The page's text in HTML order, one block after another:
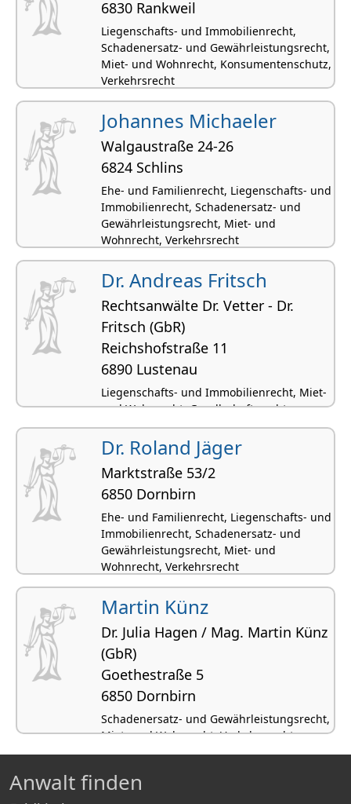
6830 Rankweil
Liegenschafts- und Immobilienrecht,
Schadenersatz- und Gewährleistungsrecht,
Miet- und Wohnrecht, Konsumentenschutz,
Verkehrsrecht
Johannes Michaeler
Walgaustraße 24-26
6824 Schlins
Ehe- und Familienrecht, Liegenschafts- und
Immobilienrecht, Schadenersatz- und
Gewährleistungsrecht, Miet- und
Wohnrecht, Verkehrsrecht
Dr. Andreas Fritsch
Rechtsanwälte Dr. Vetter - Dr.
Fritsch (GbR)
Reichshofstraße 11
6890 Lustenau
Liegenschafts- und Immobilienrecht, Miet-
und Wohnrecht, Gesellschaftsrecht,
Gesellschaftsgründungen,
Bauvertragsrecht
Dr. Roland Jäger
Marktstraße 53/2
6850 Dornbirn
Ehe- und Familienrecht, Liegenschafts- und
Immobilienrecht, Schadenersatz- und
Gewährleistungsrecht, Miet- und
Wohnrecht, Verkehrsrecht
Martin Künz
Dr. Julia Hagen / Mag. Martin Künz
(GbR)
Goethestraße 5
6850 Dornbirn
Schadenersatz- und Gewährleistungsrecht,
Miet- und Wohnrecht, Verkehrsrecht,
Unfallschäden, Erbrecht und
Anwalt finden